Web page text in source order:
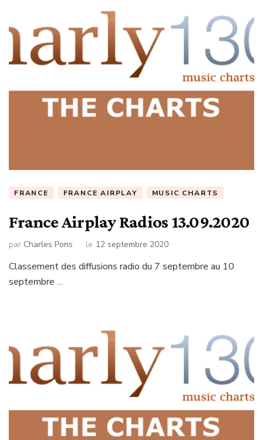
FRANCE FRANCE AIRPLAY MUSIC CHARTS
France Airplay Radios 13.09.2020
par Charles Pons le 12 septembre 2020
Classement des diffusions radio du 7 septembre au 10
septembre …